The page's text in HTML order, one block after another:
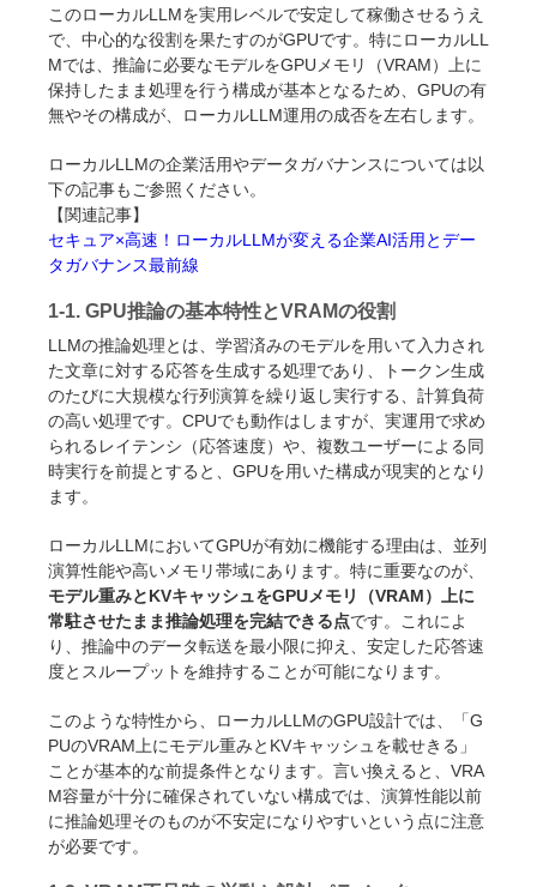
このローカルLLMを実用レベルで安定して稼働させるうえ
で、中心的な役割を果たすのがGPUです。特にローカルLL
Mでは、推論に必要なモデルをGPUメモリ（VRAM）上に
保持したまま処理を行う構成が基本となるため、GPUの有
無やその構成が、ローカルLLM運用の成否を左右します。
ローカルLLMの企業活用やデータガバナンスについては以
下の記事もご参照ください。
【関連記事】
セキュア×高速！ローカルLLMが変える企業AI活用とデー
タガバナンス最前線
1-1. GPU推論の基本特性とVRAMの役割
LLMの推論処理とは、学習済みのモデルを用いて入力され
た文章に対する応答を生成する処理であり、トークン生成
のたびに大規模な行列演算を繰り返し実行する、計算負荷
の高い処理です。CPUでも動作はしますが、実運用で求め
られるレイテンシ（応答速度）や、複数ユーザーによる同
時実行を前提とすると、GPUを用いた構成が現実的となり
ます。
ローカルLLMにおいてGPUが有効に機能する理由は、並列
演算性能や高いメモリ帯域にあります。特に重要なのが、
モデル重みとKVキャッシュをGPUメモリ（VRAM）上に
常駐させたまま推論処理を完結できる点です。これによ
り、推論中のデータ転送を最小限に抑え、安定した応答速
度とスループットを維持することが可能になります。
このような特性から、ローカルLLMのGPU設計では、「G
PUのVRAM上にモデル重みとKVキャッシュを載せきる」
ことが基本的な前提条件となります。言い換えると、VRA
M容量が十分に確保されていない構成では、演算性能以前
に推論処理そのものが不安定になりやすいという点に注意
が必要です。